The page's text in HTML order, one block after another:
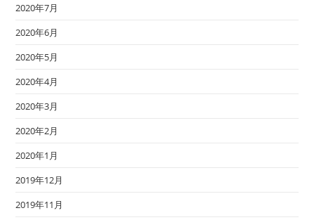
2020年7月
2020年6月
2020年5月
2020年4月
2020年3月
2020年2月
2020年1月
2019年12月
2019年11月